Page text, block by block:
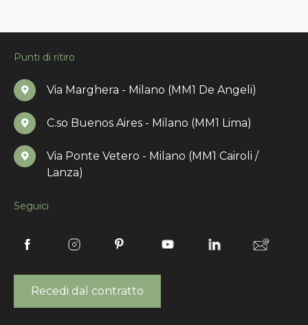
Punti di ritiro
Via Marghera - Milano (MM1 De Angeli)
C.so Buenos Aires - Milano (MM1 Lima)
Via Ponte Vetero - Milano (MM1 Cairoli /
Lanza)
Seguici
Recedi dal contratto